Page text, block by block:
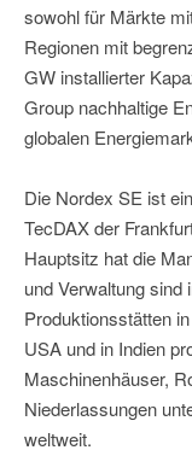
sowohl für Märkte
Regionen mit
GW installierter
Group nachhaltige
globalen
Die Nordex SE ist
TecDAX der
Hauptsitz hat die
und Verwaltung sind
Produktionsstätten
USA und in Indien
Maschinenhäuser,
Niederlassungen
weltweit.